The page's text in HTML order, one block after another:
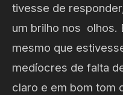
tivesse de
um brilho nos olhos.
mesmo que
medíocres de falta
claro e em bom tom